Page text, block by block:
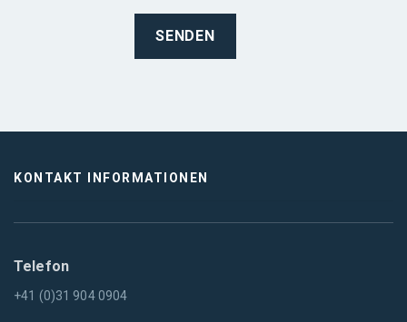
KONTAKT INFORMATIONEN
Telefon
+41 (0)31 904 0904